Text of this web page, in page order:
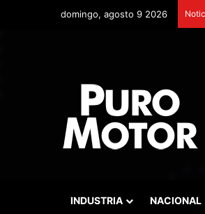
domingo, agosto 9 2026
INDUSTRIA NACIONAL